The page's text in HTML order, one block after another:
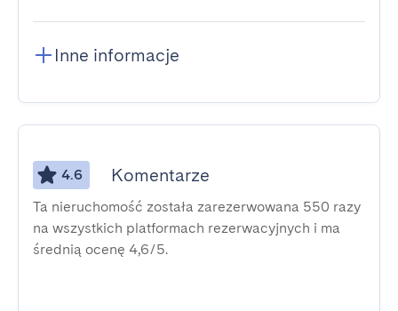
Inne informacje
4.6 Komentarze
Ta nieruchomość została zarezerwowana 550 razy
na wszystkich platformach rezerwacyjnych i ma
średnią ocenę 4,6/5.